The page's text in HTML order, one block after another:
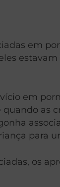
em
em
as
para
os